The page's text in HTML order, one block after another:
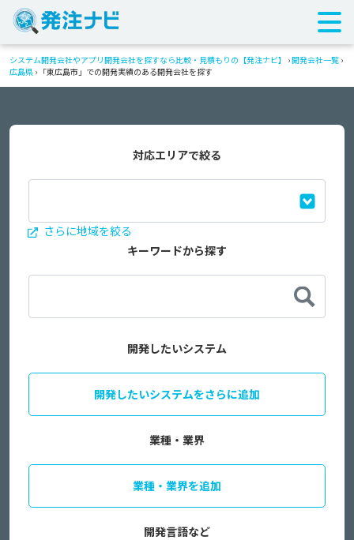
システム開発会社やアプリ開発会社を探すなら比較・見積もりの【発注ナビ】 ›開発会社一覧 ›
広島県 › 「東広島市」での開発実績のある開発会社を探す
対応エリアで絞る
さらに地域を絞る
キーワードから探す
開発したいシステム
開発したいシステムをさらに追加
業種・業界
業種・業界を追加
開発言語など